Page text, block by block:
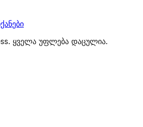
ყველა უფლება დაცულია.